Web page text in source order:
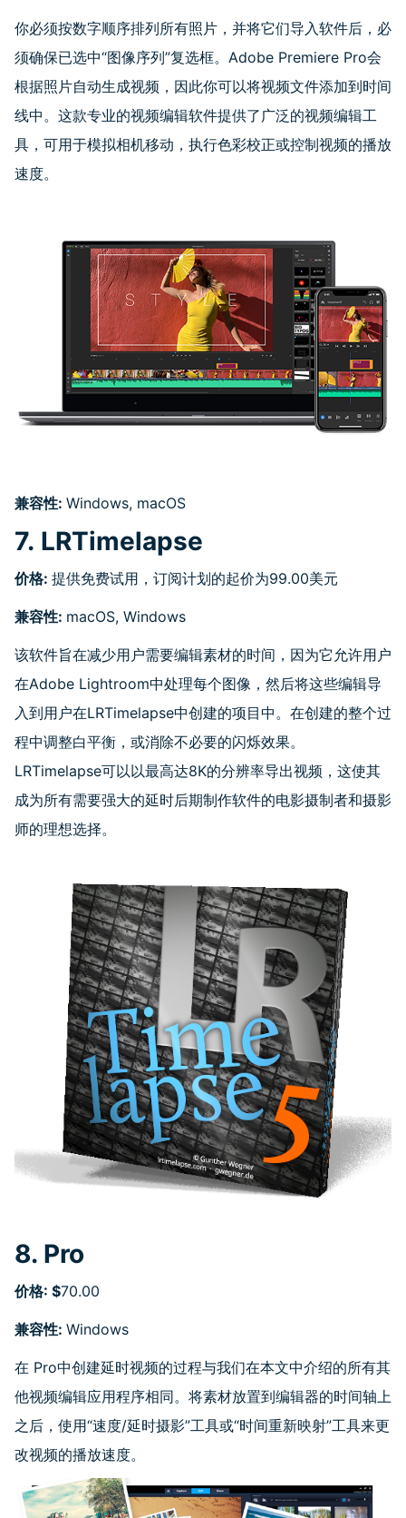
你必须按数字顺序排列所有照片，并将它们导入软件后，必
须确保已选中“图像序列”复选框。Adobe Premiere Pro会
根据照片自动生成视频，因此你可以将视频文件添加到时间
线中。这款专业的视频编辑软件提供了广泛的视频编辑工
具，可用于模拟相机移动，执行色彩校正或控制视频的播放
速度。
兼容性: Windows, macOS
7. LRTimelapse
价格: 提供免费试用，订阅计划的起价为99.00美元
兼容性: macOS, Windows
该软件旨在减少用户需要编辑素材的时间，因为它允许用户
在Adobe Lightroom中处理每个图像，然后将这些编辑导
入到用户在LRTimelapse中创建的项目中。在创建的整个过
程中调整白平衡，或消除不必要的闪烁效果。
LRTimelapse可以以最高达8K的分辨率导出视频，这使其
成为所有需要强大的延时后期制作软件的电影摄制者和摄影
师的理想选择。
8. Pro
价格: $70.00
兼容性: Windows
在 Pro中创建延时视频的过程与我们在本文中介绍的所有其
他视频编辑应用程序相同。将素材放置到编辑器的时间轴上
之后，使用“速度/延时摄影”工具或“时间重新映射”工具来更
改视频的播放速度。